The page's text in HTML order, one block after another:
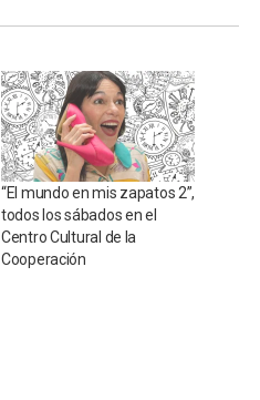
“El mundo en mis zapatos 2”,
todos los sábados en el
Centro Cultural de la
Cooperación